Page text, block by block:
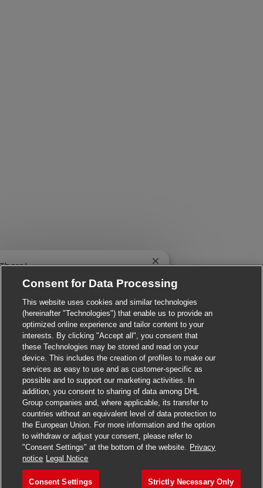
Apply for this job
Consent for Data Processing
This website uses cookies and similar technologies
(hereinafter "Technologies") that enable us to provide an
optimized online experience and tailor content to your
interests. By clicking "Accept all", you consent that
these Technologies may be stored and read on your
device. This includes the creation of profiles to make our
services as easy to use and as customer-specific as
possible and to support our marketing activities. In
addition, you consent to sharing of data among DHL
Group companies and, where applicable, its transfer to
countries without an equivalent level of data protection to
the European Union. For more information and the option
to withdraw or adjust your consent, please refer to
"Consent Settings" at the bottom of the website. Privacy
notice Legal Notice
Consent Settings Strictly Necessary Only
you interested in this job?
Close chatbot notification
I'm interested Similar Jobs